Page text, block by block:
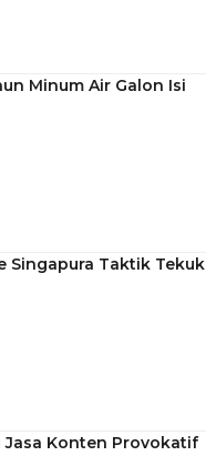
Minum Air Galon Isi
Singapura Taktik Tekuk
Jasa Konten Provokatif